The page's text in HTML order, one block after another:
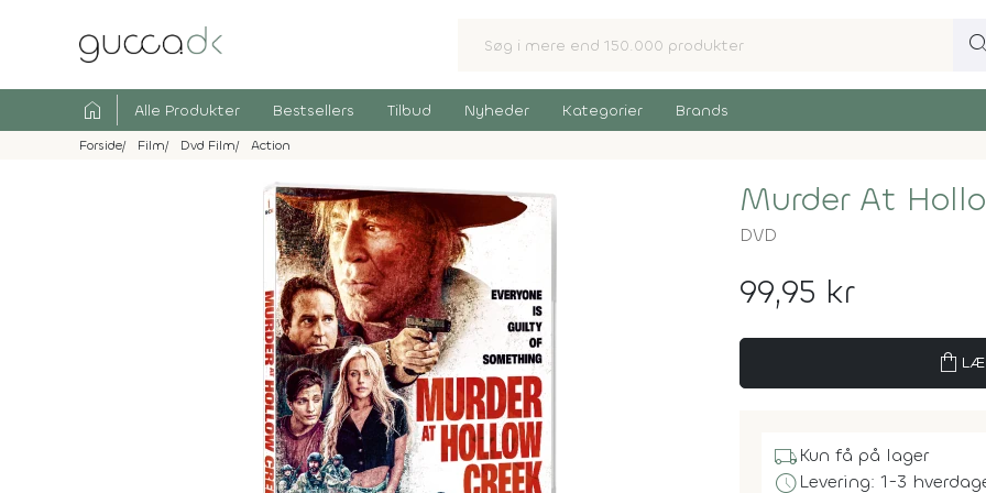
home Alle Produkter Bestsellers Tilbud Nyheder Kategorier Brands
Forside Film Dvd Film Action
Murder At
DVD
99,95 kr
shopping_bag
local_shippingKun få på lager
scheduleLevering: 1-3